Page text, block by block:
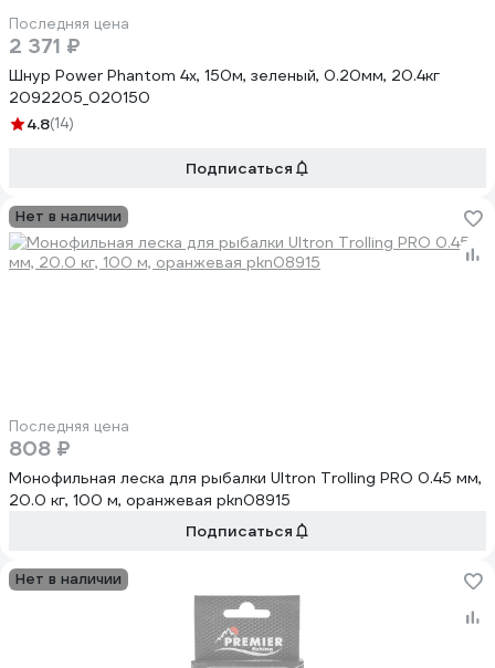
Последняя цена
2 371 ₽
Шнур Power Phantom 4x, 150м, зеленый, 0.20мм, 20.4кг
2092205_020150
4.8(14)
Подписаться
Нет в наличии
Последняя цена
808 ₽
Монофильная леска для рыбалки Ultron Trolling PRO 0.45 мм,
20.0 кг, 100 м, оранжевая pkn08915
Подписаться
Нет в наличии